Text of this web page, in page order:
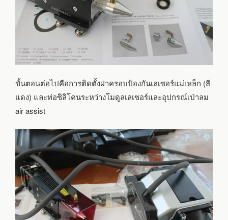
ขั้นตอนต่อไปคือการติดตั้งฝาครอบป้องกันเลเซอร์แม่เหล็ก (สี
แดง) และท่อซิลิโคนระหว่างโมดูลเลเซอร์และอุปกรณ์เป่าลม
air assist